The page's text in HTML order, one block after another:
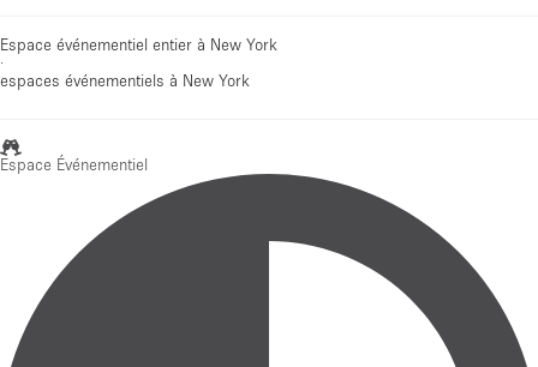
Espace événementiel entier à New York
·
espaces événementiels à New York
Espace Événementiel